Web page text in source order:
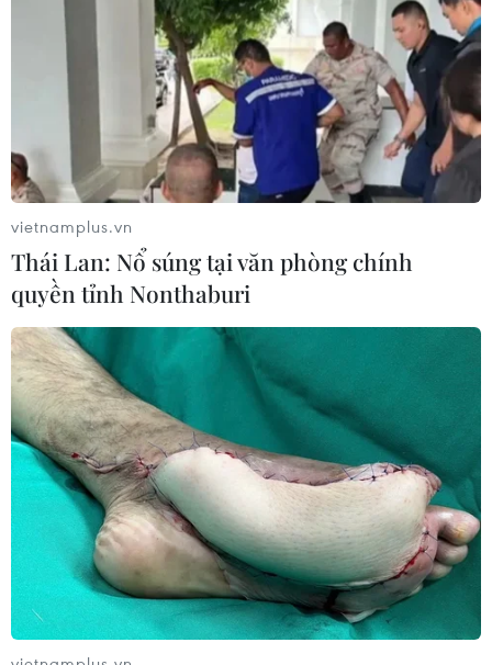
vietnamplus.vn
Thái Lan: Nổ súng tại văn phòng chính
quyền tỉnh Nonthaburi